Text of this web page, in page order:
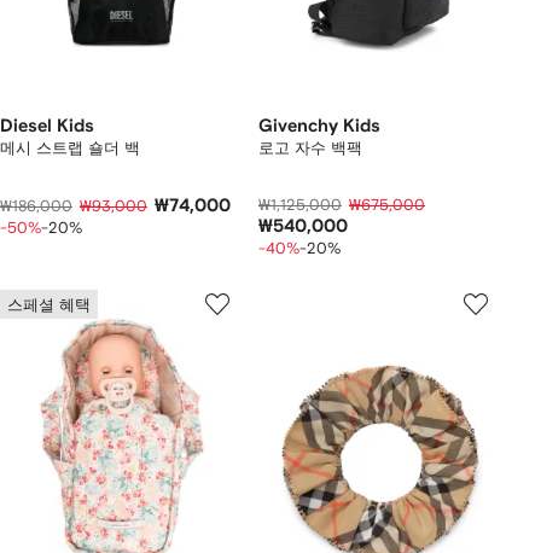
Diesel Kids
메시 스트랩 숄더 백
₩186,000 ₩93,000 ₩74,000
-50%-20%
Givenchy Kids
로고 자수 백팩
₩1,125,000 ₩675,000
₩540,000
-40%-20%
스페셜 혜택